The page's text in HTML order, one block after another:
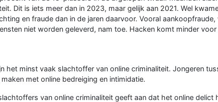
Dit is iets meer dan in 2023, maar gelijk aan 2021. Wel
en fraude dan in de jaren daarvoor. Vooral
niet worden geleverd, nam toe. Hacken komt minder voor
het minst vaak slachtoffer van online criminaliteit. Jongeren
met online bedreiging en intimidatie.
van online criminaliteit geeft aan dat het online